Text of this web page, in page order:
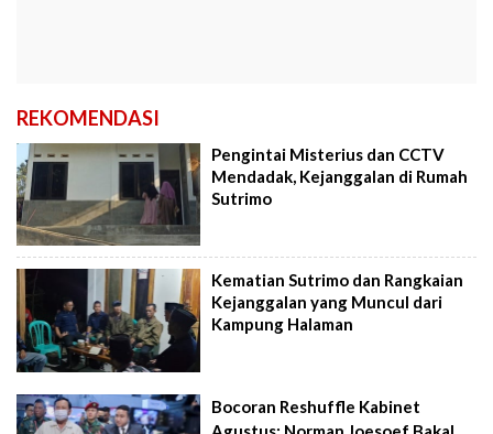
REKOMENDASI
Pengintai Misterius dan CCTV
Mendadak, Kejanggalan di Rumah
Sutrimo
Kematian Sutrimo dan Rangkaian
Kejanggalan yang Muncul dari
Kampung Halaman
Bocoran Reshuffle Kabinet